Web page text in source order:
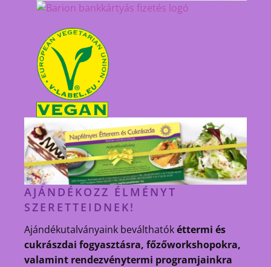
AJÁNDÉKOZZ ÉLMÉNYT
SZERETTEIDNEK!
Ajándékutalványaink beválthatókéttermi és
cukrászdai fogyasztásra, főzőworkshopokra,
valamint rendezvénytermi programjainkra